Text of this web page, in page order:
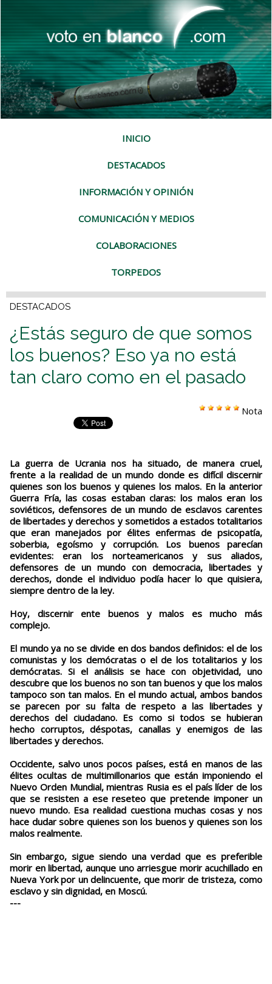
INICIO
DESTACADOS
INFORMACIÓN Y OPINIÓN
COMUNICACIÓN Y MEDIOS
COLABORACIONES
TORPEDOS
DESTACADOS
¿Estás seguro de que somos
los buenos? Eso ya no está
tan claro como en el pasado
Nota
La guerra de Ucrania nos ha situado, de manera cruel,
frente a la realidad de un mundo donde es difícil discernir
quienes son los buenos y quienes los malos. En la anterior
Guerra Fría, las cosas estaban claras: los malos eran los
soviéticos, defensores de un mundo de esclavos carentes
de libertades y derechos y sometidos a estados totalitarios
que eran manejados por élites enfermas de psicopatía,
soberbia, egoísmo y corrupción. Los buenos parecían
evidentes: eran los norteamericanos y sus aliados,
defensores de un mundo con democracia, libertades y
derechos, donde el individuo podía hacer lo que quisiera,
siempre dentro de la ley.
Hoy, discernir ente buenos y malos es mucho más
complejo.
El mundo ya no se divide en dos bandos definidos: el de los
comunistas y los demócratas o el de los totalitarios y los
demócratas. Si el análisis se hace con objetividad, uno
descubre que los buenos no son tan buenos y que los malos
tampoco son tan malos. En el mundo actual, ambos bandos
se parecen por su falta de respeto a las libertades y
derechos del ciudadano. Es como si todos se hubieran
hecho corruptos, déspotas, canallas y enemigos de las
libertades y derechos.
Occidente, salvo unos pocos países, está en manos de las
élites ocultas de multimillonarios que están imponiendo el
Nuevo Orden Mundial, mientras Rusia es el país líder de los
que se resisten a ese reseteo que pretende imponer un
nuevo mundo. Esa realidad cuestiona muchas cosas y nos
hace dudar sobre quienes son los buenos y quienes son los
malos realmente.
Sin embargo, sigue siendo una verdad que es preferible
morir en libertad, aunque uno arriesgue morir acuchillado en
Nueva York por un delincuente, que morir de tristeza, como
esclavo y sin dignidad, en Moscú.
---